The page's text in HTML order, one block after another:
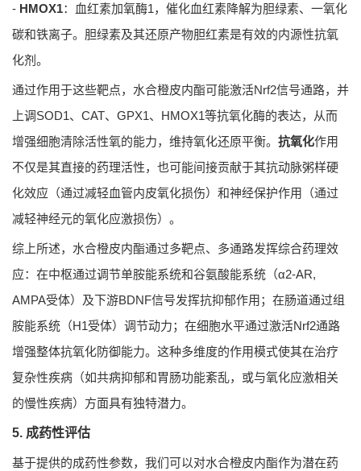
- HMOX1：血红素加氧酶1，催化血红素降解为胆绿素、一氧化
碳和铁离子。胆绿素及其还原产物胆红素是有效的内源性抗氧
化剂。
通过作用于这些靶点，水合橙皮内酯可能激活Nrf2信号通路，并
上调SOD1、CAT、GPX1、HMOX1等抗氧化酶的表达，从而
增强细胞清除活性氧的能力，维持氧化还原平衡。 抗氧化作用
不仅是其直接的药理活性，也可能间接贡献于其抗动脉粥样硬
化效应（通过减轻血管内皮氧化损伤）和神经保护作用（通过
减轻神经元的氧化应激损伤）。
综上所述，水合橙皮内酯通过多靶点、多通路发挥综合药理效
应：在中枢通过调节单胺能系统和谷氨酸能系统（α2-AR,
AMPA受体）及下游BDNF信号发挥抗抑郁作用；在肠道通过组
胺能系统（H1受体）调节动力；在细胞水平通过激活Nrf2通路
增强整体抗氧化防御能力。这种多维度的作用模式使其在治疗
复杂性疾病（如共病抑郁和胃肠功能紊乱，或与氧化应激相关
的慢性疾病）方面具有独特潜力。
5. 成药性评估
基于提供的成药性参数，我们可以对水合橙皮内酯作为潜在药